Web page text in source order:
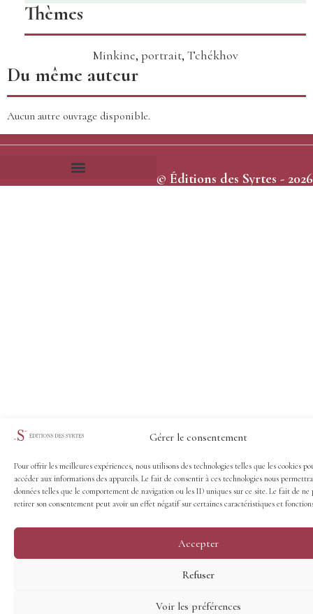
Gérer le consentement
Pour offrir les meilleures expériences, nous utilisons des technologies telles que les cookies
accéder aux informations des appareils. Le fait de consentir à ces technologies nous
données telles que le comportement de navigation ou les ID uniques sur ce site. Le fait de ne
retirer son consentement peut avoir un effet négatif sur certaines caractéristiques et
Accepter
Refuser
Voir les préférences
Thèmes
Minkine, portrait, Tchékhov
Du même auteur
Aucun autre ouvrage disponible.
© Éditions des Syrtes - 2026